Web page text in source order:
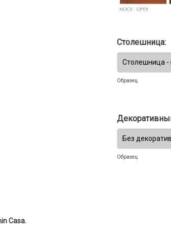
Столешница:
Образец
Образец
Casa.